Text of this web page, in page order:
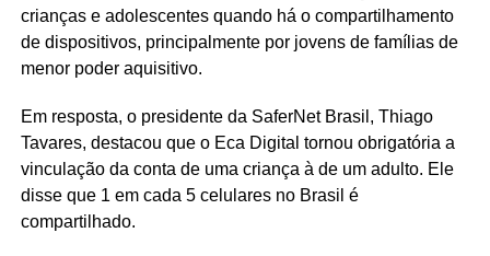
crianças e adolescentes quando há o compartilhamento
de dispositivos, principalmente por jovens de famílias de
menor poder aquisitivo.
Em resposta, o presidente da SaferNet Brasil, Thiago
Tavares, destacou que o Eca Digital tornou obrigatória a
vinculação da conta de uma criança à de um adulto. Ele
disse que 1 em cada 5 celulares no Brasil é
compartilhado.